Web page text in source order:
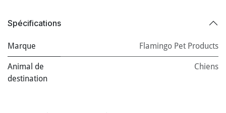
Spécifications
Marque Flamingo Pet Products
Animal de
destination
Chiens